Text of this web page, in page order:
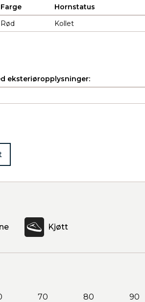
Farge Hornstatus
Rød Kollet
eksteriøropplysninger:
Kjøtt
70 80 90